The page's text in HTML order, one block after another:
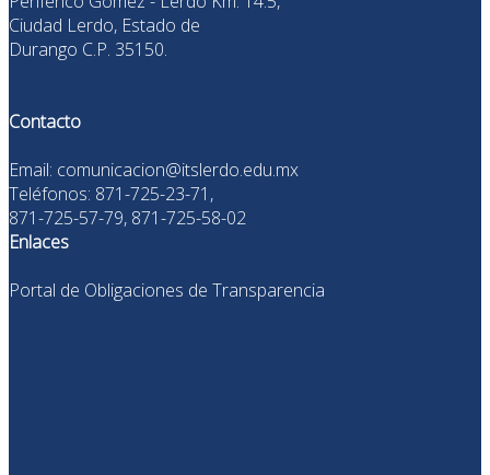
Ciudad Lerdo, Estado de
Durango C.P. 35150.
Contacto
Email: comunicacion@itslerdo.edu.mx
Teléfonos: 871-725-23-71,
871-725-57-79, 871-725-58-02
Enlaces
Portal de Obligaciones de Transparencia